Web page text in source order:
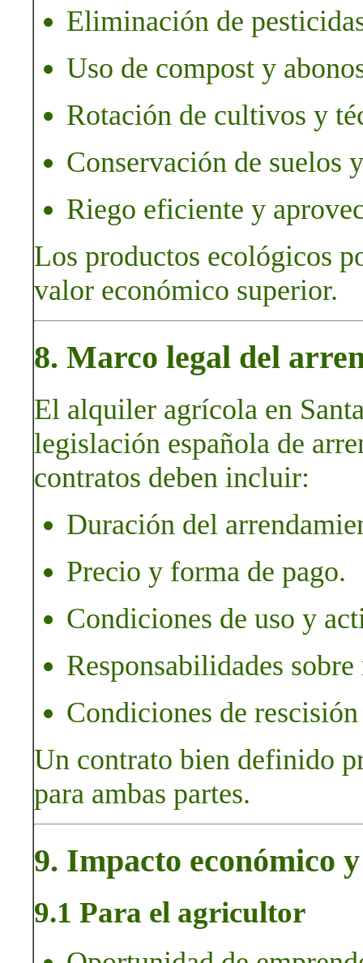
Eliminación de
Uso de compost y
Rotación de cultivos y
Conservación de suelos
Riego eficiente y
Los productos ecológicos
valor económico superior.
8. Marco legal del
El alquiler agrícola en
legislación española de
contratos deben incluir:
Duración del
Precio y forma de pago.
Condiciones de uso y
Responsabilidades
Condiciones de
Un contrato bien definido
para ambas partes.
9. Impacto económico
9.1 Para el agricultor